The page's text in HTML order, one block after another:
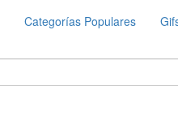
Categorías Populares